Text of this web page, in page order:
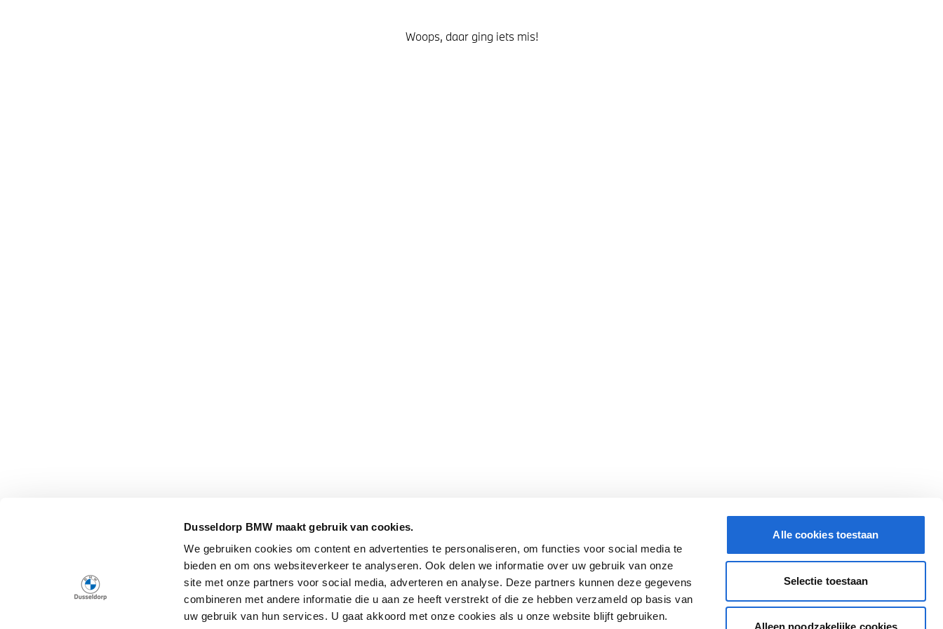
Dusseldorp BMW maakt gebruik van cookies.
We gebruiken cookies om content en advertenties te personaliseren, om functies voor social media te
bieden en om ons websiteverkeer te analyseren. Ook delen we informatie over uw gebruik van onze
site met onze partners voor social media, adverteren en analyse. Deze partners kunnen deze gegevens
combineren met andere informatie die u aan ze heeft verstrekt of die ze hebben verzameld op basis van
uw gebruik van hun services. U gaat akkoord met onze cookies als u onze website blijft gebruiken.
Alle cookies toestaan
Selectie toestaan
Alleen noodzakelijke cookies
Woops, daar ging iets mis!